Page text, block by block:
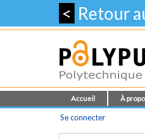
< Retour
Accueil À
Se connecter